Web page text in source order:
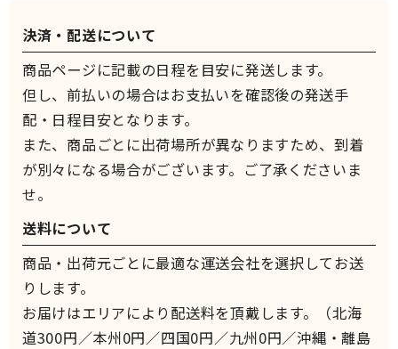
決済・配送について
商品ページに記載の日程を目安に発送します。
但し、前払いの場合はお支払いを確認後の発送手
配・日程目安となります。
また、商品ごとに出荷場所が異なりますため、到着
が別々になる場合がございます。ご了承くださいま
せ。
送料について
商品・出荷元ごとに最適な運送会社を選択してお送
りします。
お届けはエリアにより配送料を頂戴します。（北海
道300円／本州0円／四国0円／九州0円／沖縄・離島